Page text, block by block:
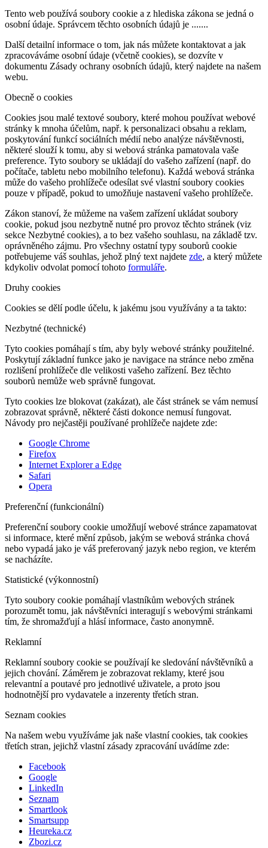
Tento web používá soubory cookie a z hlediska zákona se jedná o
osobní údaje. Správcem těchto osobních údajů je .......
Další detailní informace o tom, jak nás můžete kontaktovat a jak
zpracováváme osobní údaje (včetně cookies), se dozvíte v
dokumentu Zásady ochrany osobních údajů, který najdete na našem
webu.
Obecně o cookies
Cookies jsou malé textové soubory, které mohou používat webové
stránky k mnoha účelům, např. k personalizaci obsahu a reklam,
poskytování funkcí sociálních médií nebo analýze návštěvnosti,
některé slouží k tomu, aby si webová stránka pamatovala vaše
preference. Tyto soubory se ukládají do vašeho zařízení (např. do
počítače, tabletu nebo mobilního telefonu). Každá webová stránka
může do vašeho prohlížeče odesílat své vlastní soubory cookies
pouze v případě, pokud to umožňuje nastavení vašeho prohlížeče.
Zákon stanoví, že můžeme na vašem zařízení ukládat soubory
cookie, pokud jsou nezbytně nutné pro provoz těchto stránek (viz
sekce Nezbytné cookies), a to bez vašeho souhlasu, na základě tzv.
oprávněného zájmu. Pro všechny ostatní typy souborů cookie
potřebujeme váš souhlas, jehož plný text najdete zde, a který můžete
kdykoliv odvolat pomocí tohoto formuláře.
Druhy cookies
Cookies se dělí podle účelu, k jakému jsou využívány a ta takto:
Nezbytné (technické)
Tyto cookies pomáhají s tím, aby byly webové stránky použitelné.
Poskytují základní funkce jako je navigace na stránce nebo změna
rozlišení prohlížeče dle velikosti vašeho zařízení. Bez těchto
souborů nemůže web správně fungovat.
Tyto cookies lze blokovat (zakázat), ale část stránek se vám nemusí
zobrazovat správně, některé části dokonce nemusí fungovat.
Návody pro nejčastěji používané prohlížeče najdete zde:
Google Chrome
Firefox
Internet Explorer a Edge
Safari
Opera
Preferenční (funkcionální)
Preferenční soubory cookie umožňují webové stránce zapamatovat
si informace, které mění způsob, jakým se webová stránka chová
nebo vypadá jako je váš preferovaný jazyk nebo region, ve kterém
se nacházíte.
Statistické (výkonnostní)
Tyto soubory cookie pomáhají vlastníkům webových stránek
porozumět tomu, jak návštěvníci interagují s webovými stránkami
tím, že shromažďují a hlásí informace, často anonymně.
Reklamní
Reklamní soubory cookie se používají ke sledování návštěvníků a
jejich chování. Záměrem je zobrazovat reklamy, které jsou
relevantní a poutavé pro jednotlivé uživatele, a proto jsou
hodnotnější pro vydavatele a inzerenty třetích stran.
Seznam cookies
Na našem webu využíváme jak naše vlastní cookies, tak cookies
třetích stran, jejichž vlastní zásady zpracování uvádíme zde:
Facebook
Google
LinkedIn
Seznam
Smartlook
Smartsupp
Heureka.cz
Zbozi.cz